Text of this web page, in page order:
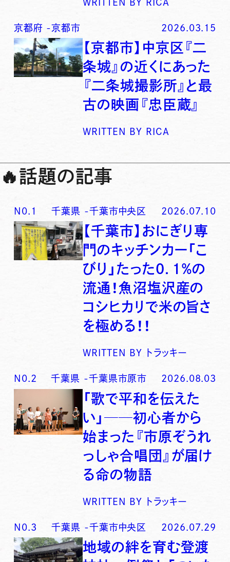
WRITTEN BY RICA
京都府 -京都市 2026.03.15
【京都市】中京区『二
条城』の近くにあった
『二条城撮影所』と最
古の映画『忠臣蔵』
WRITTEN BY RICA
🔥話題の記事
N0. 1 千葉県 -千葉市中央区 2026.07.10
【千葉市】おにぎり専
門のキッチンカー「こ
びり」たった0．1％の
流通！魚沼塩沢産の
コシヒカリで米の旨さ
を極める！！
WRITTEN BY トラッキー
N0. 2 千葉県 -千葉県市原市 2026.08.03
「歌で平和を伝えた
い」──初心者から
始まった『市原ぞうれ
っしゃ合唱団』が届け
る命の物語
WRITTEN BY トラッキー
N0. 3 千葉県 -千葉市中央区 2026.07.29
地域の絆を育む登渡